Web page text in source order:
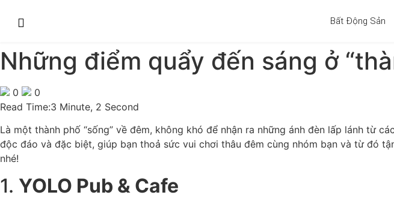
Bất Động Sản
Những điểm quẩy đến sáng ở
0
0
Read Time:3 Minute, 2 Second
Là một thành phố “sống” về đêm, không khó để nhận ra những ánh đèn lấp lánh từ
độc đáo và đặc biệt, giúp bạn thoả sức vui chơi thâu đêm cùng nhóm bạn và từ đó
nhé!
1. YOLO Pub & Cafe